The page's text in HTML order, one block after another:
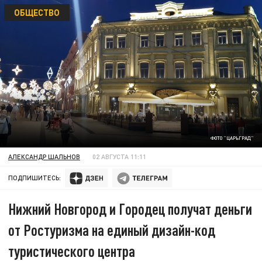
ФОТО "ЦАРЬГРАД"
ОБЩЕСТВО
АЛЕКСАНДР ШАЛЬНОВ 02 АВГУСТА 11:11
ПОДПИШИТЕСЬ:
Нижний Новгород и Городец получат деньги
от Ростуризма на единый дизайн-код
туристического центра